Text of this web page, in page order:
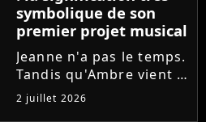
symbolique de son
premier projet musical
Jeanne n'a pas le temps.
Tandis qu'Ambre vient à
peine de dévoiler son
premier single, l'ex-
2 juillet 2026